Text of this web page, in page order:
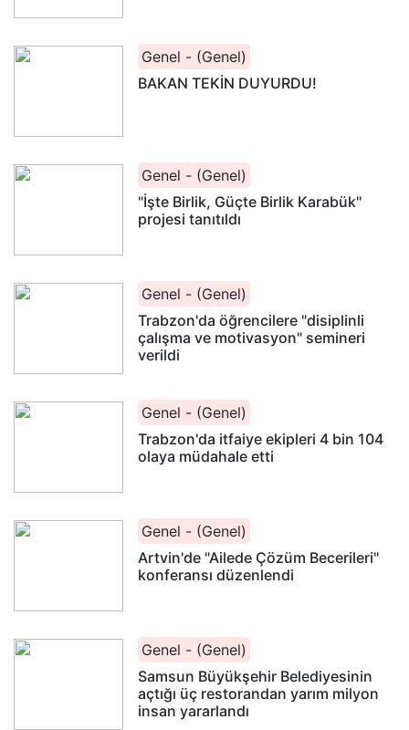
Genel - (Genel)
BAKAN TEKİN DUYURDU!
Genel - (Genel)
"İşte Birlik, Güçte Birlik Karabük"
projesi tanıtıldı
Genel - (Genel)
Trabzon'da öğrencilere "disiplinli
çalışma ve motivasyon" semineri
verildi
Genel - (Genel)
Trabzon'da itfaiye ekipleri 4 bin 104
olaya müdahale etti
Genel - (Genel)
Artvin'de "Ailede Çözüm Becerileri"
konferansı düzenlendi
Genel - (Genel)
Samsun Büyükşehir Belediyesinin
açtığı üç restorandan yarım milyon
insan yararlandı